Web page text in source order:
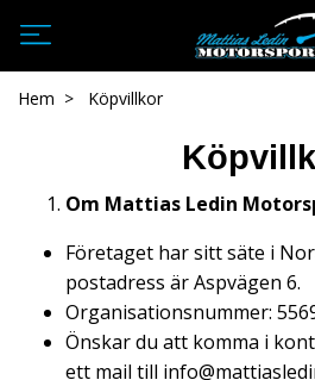
Hem Köpvillkor
Om Mattias Ledin
Företaget har sitt säte i
postadress är Aspvägen 6.
Organisationsnummer:
Önskar du att komma i
ett mail till